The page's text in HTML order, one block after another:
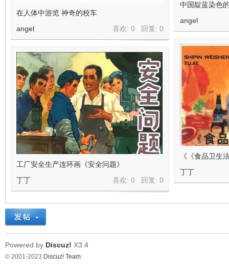
在人体中游览 神奇的校车
喜欢: 0 回复: 0
angel
中国靛蓝染色
angel
《《食品卫生
丁丁
工厂安全生产连环画《安全问题》
喜欢: 0 回复: 0
丁丁
Powered by Discuz! X3.4
© 2001-2023 Discuz! Team.